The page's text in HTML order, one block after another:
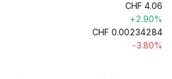
CHF 4.06
+2.90%
CHF 0.00234284
-3.80%